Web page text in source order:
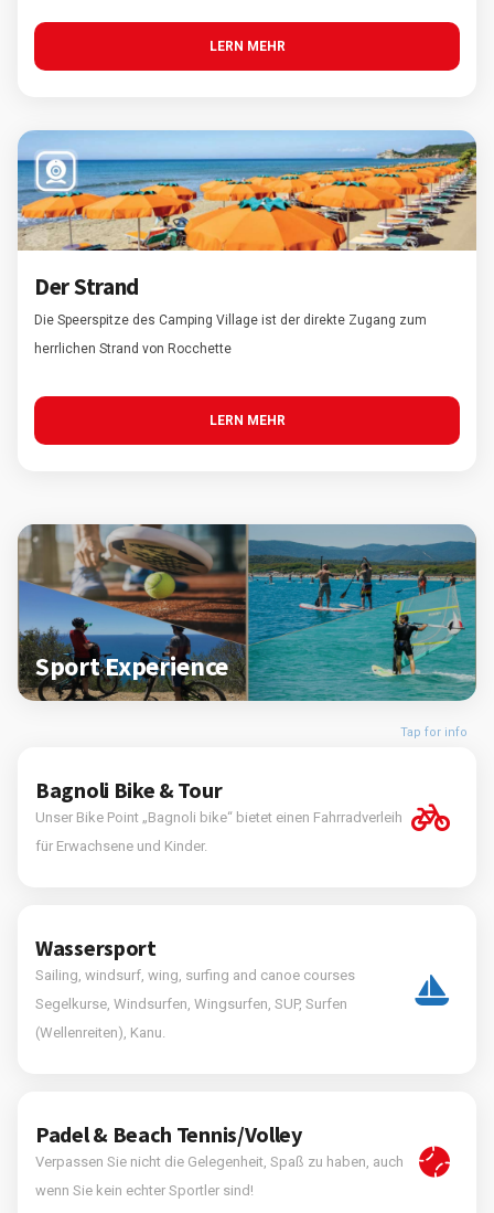
LERN MEHR
Der Strand
Die Speerspitze des Camping Village ist der direkte Zugang zum
herrlichen Strand von Rocchette
LERN MEHR
Sport Experience
Tap for info
Bagnoli Bike & Tour
Unser Bike Point „Bagnoli bike“ bietet einen Fahrradverleih
für Erwachsene und Kinder.
Wassersport
Sailing, windsurf, wing, surfing and canoe courses
Segelkurse, Windsurfen, Wingsurfen, SUP, Surfen
(Wellenreiten), Kanu.
Padel & Beach Tennis/Volley
Verpassen Sie nicht die Gelegenheit, Spaß zu haben, auch
wenn Sie kein echter Sportler sind!